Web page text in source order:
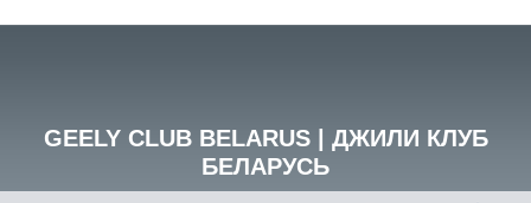
GEELY CLUB BELARUS | ДЖИЛИ КЛУБ
БЕЛАРУСЬ